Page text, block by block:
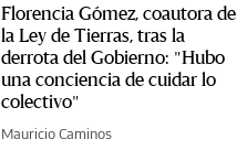
Florencia Gómez, coautora de
la Ley de Tierras, tras la
derrota del Gobierno: "Hubo
una conciencia de cuidar lo
colectivo"
Mauricio Caminos